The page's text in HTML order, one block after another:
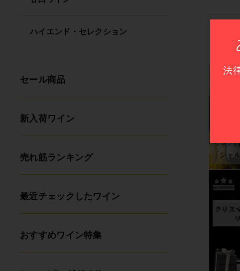
ハイエンド・セレクション
セール商品
新入荷ワイン
売れ筋ランキング
最近チェックしたワイン
おすすめワイン特集
法